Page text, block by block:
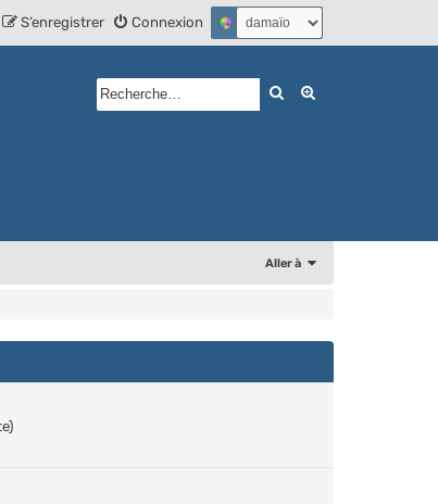
Connexion
S’enregistrer
Rechercher
Aller à